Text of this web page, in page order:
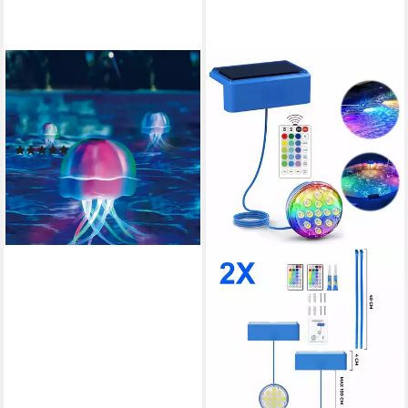
TREND LINE
Pool-Lampe Trendline LED
Poolbeleuchtung Qualle 14,2
cm x
(2)
20,29 €
lieferbar - in 2-3 Werktagen bei dir